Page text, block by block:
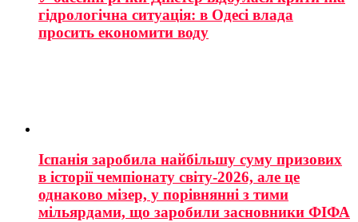
гідрологічна ситуація: в Одесі влада
просить економити воду
Іспанія заробила найбільшу суму призових
в історії чемпіонату світу-2026, але це
однаково мізер, у порівнянні з тими
мільярдами, що заробили засновники ФІФА